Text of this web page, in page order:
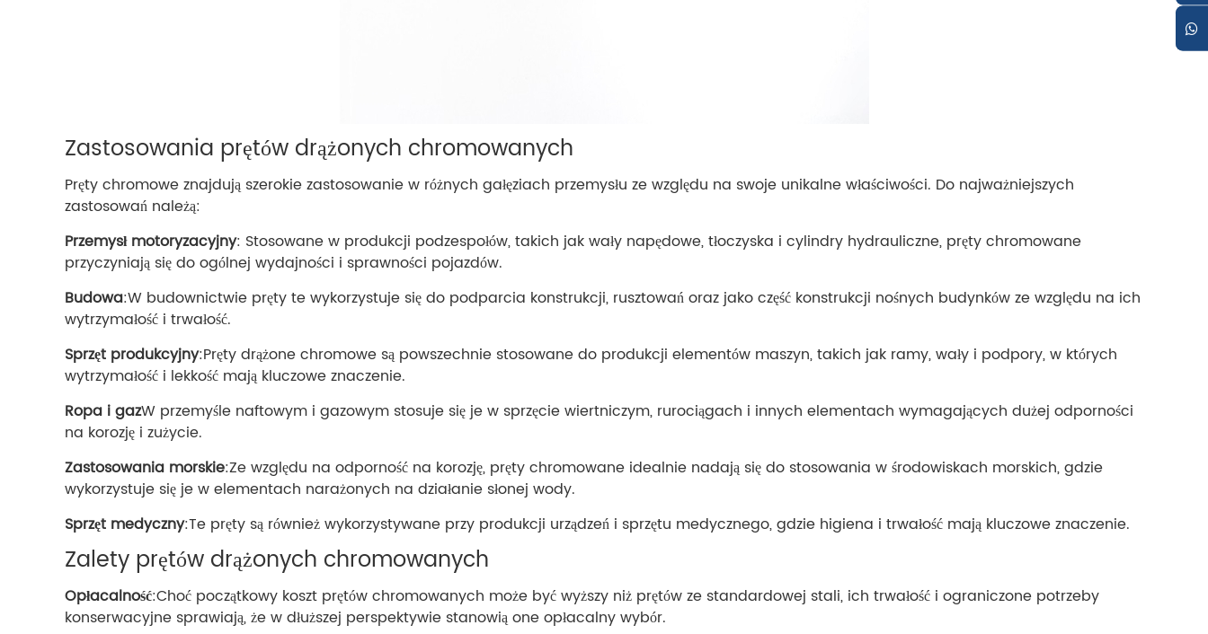
Zastosowania prętów drążonych chromowanych
Pręty chromowe znajdują szerokie zastosowanie w różnych gałęziach przemysłu ze względu na swoje unikalne właściwości. Do najważniejszych
zastosowań należą:
Przemysł motoryzacyjny: Stosowane w produkcji podzespołów, takich jak wały napędowe, tłoczyska i cylindry hydrauliczne, pręty chromowane
przyczyniają się do ogólnej wydajności i sprawności pojazdów.
Budowa:W budownictwie pręty te wykorzystuje się do podparcia konstrukcji, rusztowań oraz jako część konstrukcji nośnych budynków ze względu na ich
wytrzymałość i trwałość.
Sprzęt produkcyjny:Pręty drążone chromowe są powszechnie stosowane do produkcji elementów maszyn, takich jak ramy, wały i podpory, w których
wytrzymałość i lekkość mają kluczowe znaczenie.
Ropa i gazW przemyśle naftowym i gazowym stosuje się je w sprzęcie wiertniczym, rurociągach i innych elementach wymagających dużej odporności
na korozję i zużycie.
Zastosowania morskie:Ze względu na odporność na korozję, pręty chromowane idealnie nadają się do stosowania w środowiskach morskich, gdzie
wykorzystuje się je w elementach narażonych na działanie słonej wody.
Sprzęt medyczny:Te pręty są również wykorzystywane przy produkcji urządzeń i sprzętu medycznego, gdzie higiena i trwałość mają kluczowe znaczenie.
Zalety prętów drążonych chromowanych
Opłacalność:Choć początkowy koszt prętów chromowanych może być wyższy niż prętów ze standardowej stali, ich trwałość i ograniczone potrzeby
konserwacyjne sprawiają, że w dłuższej perspektywie stanowią one opłacalny wybór.